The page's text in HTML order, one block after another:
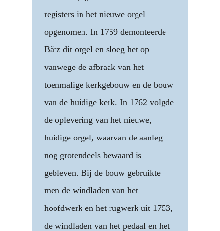
registers in het nieuwe orgel
opgenomen. In 1759 demonteerde
Bätz dit orgel en sloeg het op
vanwege de afbraak van het
toenmalige kerkgebouw en de bouw
van de huidige kerk. In 1762 volgde
de oplevering van het nieuwe,
huidige orgel, waarvan de aanleg
nog grotendeels bewaard is
gebleven. Bij de bouw gebruikte
men de windladen van het
hoofdwerk en het rugwerk uit 1753,
de windladen van het pedaal en het